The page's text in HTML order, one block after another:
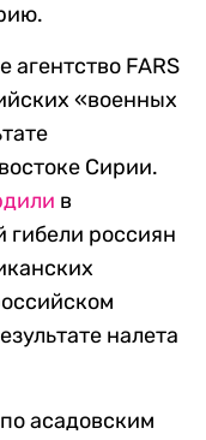
агентство FARS
«военных
Сирии.
в
гибели россиян
налета
асадовским